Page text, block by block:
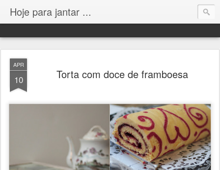
Hoje para jantar ...
APR
10 Torta com doce de framboesa